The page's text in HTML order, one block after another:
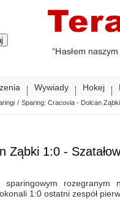
Wywiady Hokej
/ Sparing: Cracovia - Dolcan
Ząbki 1:0 -
sparingowym rozegranym
1:0 ostatni zespół